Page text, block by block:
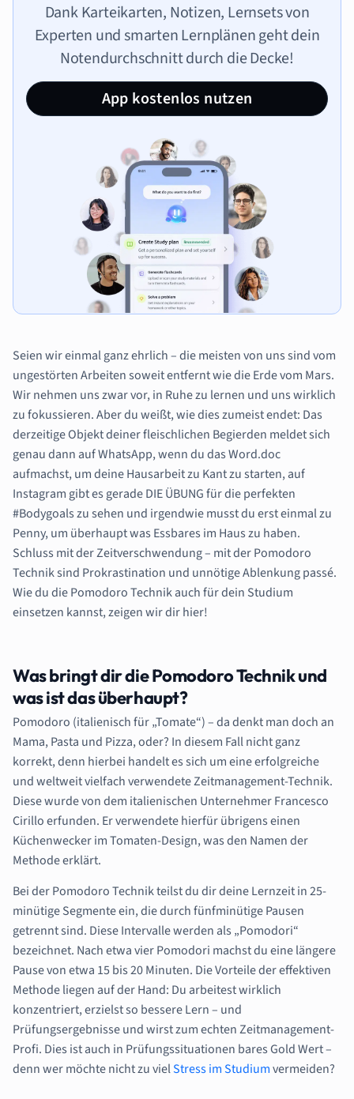
Dank Karteikarten, Notizen, Lernsets von
Experten und smarten Lernplänen geht dein
Notendurchschnitt durch die Decke!
App kostenlos nutzen
Seien wir einmal ganz ehrlich – die meisten von uns sind vom
ungestörten Arbeiten soweit entfernt wie die Erde vom Mars.
Wir nehmen uns zwar vor, in Ruhe zu lernen und uns wirklich
zu fokussieren. Aber du weißt, wie dies zumeist endet: Das
derzeitige Objekt deiner fleischlichen Begierden meldet sich
genau dann auf WhatsApp, wenn du das Word.doc
aufmachst, um deine Hausarbeit zu Kant zu starten, auf
Instagram gibt es gerade DIE ÜBUNG für die perfekten
#Bodygoals zu sehen und irgendwie musst du erst einmal zu
Penny, um überhaupt was Essbares im Haus zu haben.
Schluss mit der Zeitverschwendung – mit der Pomodoro
Technik sind Prokrastination und unnötige Ablenkung passé.
Wie du die Pomodoro Technik auch für dein Studium
einsetzen kannst, zeigen wir dir hier!
Was bringt dir die Pomodoro Technik und
was ist das überhaupt?
Pomodoro (italienisch für „Tomate“) – da denkt man doch an
Mama, Pasta und Pizza, oder? In diesem Fall nicht ganz
korrekt, denn hierbei handelt es sich um eine erfolgreiche
und weltweit vielfach verwendete Zeitmanagement-Technik.
Diese wurde von dem italienischen Unternehmer Francesco
Cirillo erfunden. Er verwendete hierfür übrigens einen
Küchenwecker im Tomaten-Design, was den Namen der
Methode erklärt.
Bei der Pomodoro Technik teilst du dir deine Lernzeit in 25-
minütige Segmente ein, die durch fünfminütige Pausen
getrennt sind. Diese Intervalle werden als „Pomodori“
bezeichnet. Nach etwa vier Pomodori machst du eine längere
Pause von etwa 15 bis 20 Minuten. Die Vorteile der effektiven
Methode liegen auf der Hand: Du arbeitest wirklich
konzentriert, erzielst so bessere Lern – und
Prüfungsergebnisse und wirst zum echten Zeitmanagement-
Profi. Dies ist auch in Prüfungssituationen bares Gold Wert –
denn wer möchte nicht zu vielStress im Studiumvermeiden?